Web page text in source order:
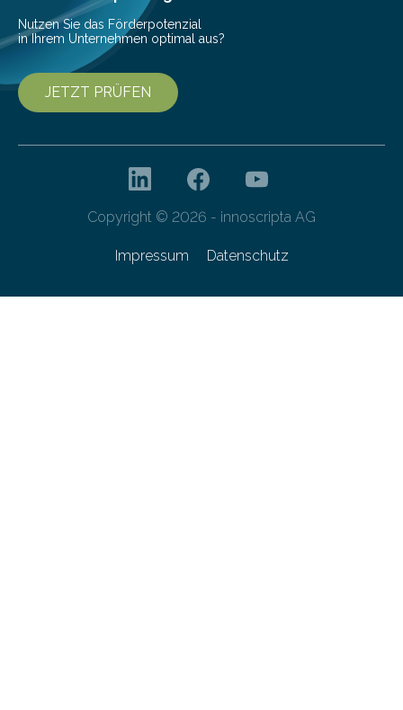
von 20…
Nutzen Sie das Förderpotenzial
in Ihrem Unternehmen optimal aus?
JETZT PRÜFEN
Copyright © 2026 - innoscripta AG
Impressum Datenschutz